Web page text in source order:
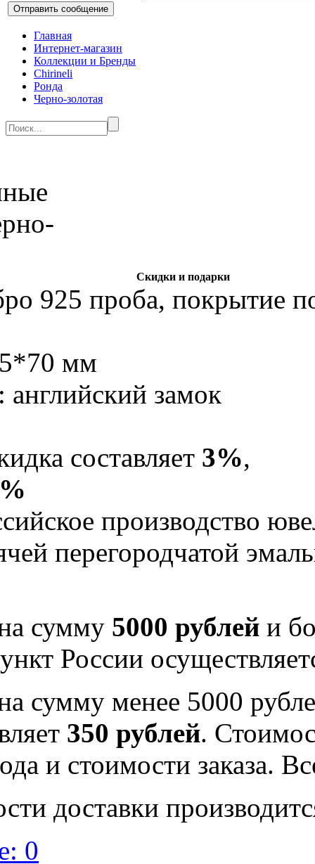
Главная
Интернет-магазин
Коллекции и Бренды
Chirineli
Ронда
Черно-золотая
Скидки и подарки
925 проба, покрытие
мм
английский замок
составляет 3%,
производство
перегородчатой
сумму 5000 рублей и
России
сумму менее 5000
350 рублей.
и стоимости заказа.
доставки
0